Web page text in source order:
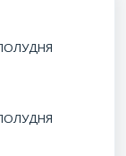
ПОЛУДНЯ
ПОЛУДНЯ